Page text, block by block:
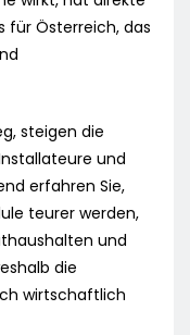
für Österreich, das
steigen die
und
erfahren Sie,
teurer werden,
und
die
wirtschaftlich